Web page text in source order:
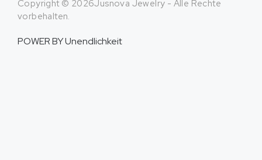
Copyright © 2026Jusnova Jewelry - Alle Rechte
vorbehalten.
POWER BYUnendlichkeit